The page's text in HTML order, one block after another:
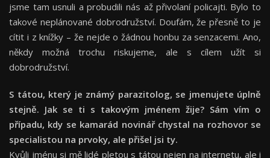
jsme tam usnuli a probudili nás až přivolaní policajti. Bylo to
takové neplánované dobrodružství. Doufám, že přesně to je
cítit i z knížky – že nejde o žádnou honbu za senzacemi. Ano,
někdy možná trochu riskujeme, ale s cílem užít si
dobrodružství.
S tátou, který je známý parazitolog, se jmenujete úplně
stejně. Jak se ti s takovým jménem žije? Sám vím o
případu, kdy se kamarád novinář chystal na rozhovor se
specialistou na prvoky, ale přišel jsi ty.
Kvůli jménu si mě lidé pletou s tátou nejen na internetu, ale i